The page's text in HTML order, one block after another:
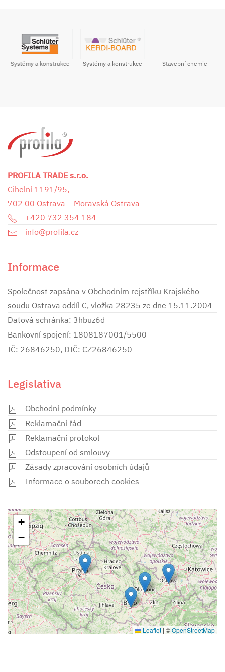
Systémy a konstrukce Systémy a konstrukce Stavební chemie
PROFILA TRADE s.r.o.
Cihelní 1191/95,
702 00 Ostrava – Moravská Ostrava
+420 732 354 184
info@profila.cz
Informace
Společnost zapsána v Obchodním rejstříku Krajského
soudu Ostrava oddíl C, vložka 28235 ze dne 15.11.2004
Datová schránka: 3hbuz6d
Bankovní spojení: 1808187001/5500
IČ: 26846250, DIČ: CZ26846250
Legislativa
Obchodní podmínky
Reklamační řád
Reklamační protokol
Odstoupení od smlouvy
Zásady zpracování osobních údajů
Informace o souborech cookies
+
−
Leaflet | ©OpenStreetMap